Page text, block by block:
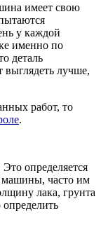
имеет свою
у каждой
именно по
деталь
выглядеть лучше,
работ, то
.
определяется
машины, часто им
лака, грунта